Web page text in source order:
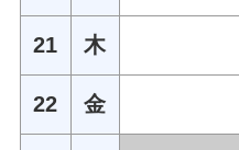
21 木
22 金